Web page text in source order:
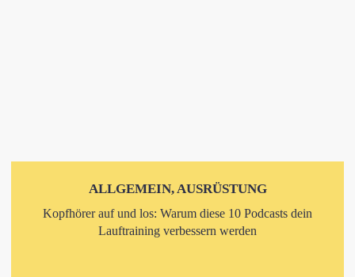
ALLGEMEIN, AUSRÜSTUNG
Kopfhörer auf und los: Warum diese 10 Podcasts dein
Lauftraining verbessern werden